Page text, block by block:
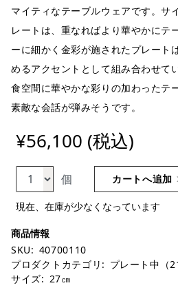
マイティなテーブルウェアです。サ
レートは、重なればより華やかにテ
ーに細かく金彩が施されたプレート
めるアクセントとして組み合わせて
食空間に華やかな彩りの加わったテ
素敵な会話が弾みそうです。
¥56,100 (税込)
個 カートへ追加
現在、在庫が少なくなっています
SKU: 40700110
プロダクトカテゴリ: プレート中（
サイズ: 27㎝